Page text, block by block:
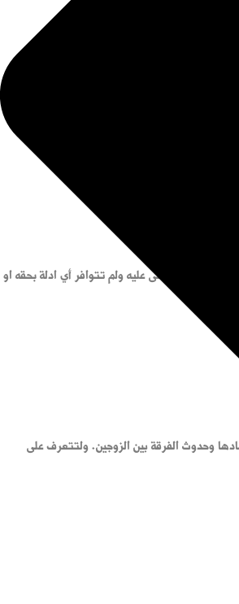
بحق المدعى عليه ولم تتوافر أي ادلة بحقه او
وحدوث الفرقة بين الزوجين. ولتتعرف على